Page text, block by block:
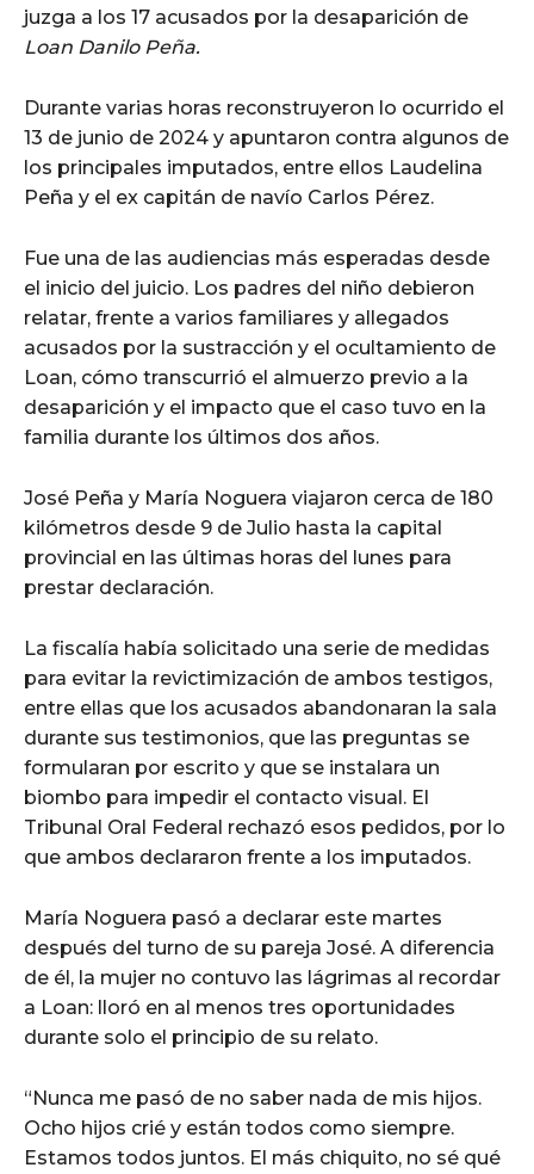
juzga a los 17 acusados por la desaparición de
Loan Danilo Peña.
Durante varias horas reconstruyeron lo ocurrido el
13 de junio de 2024 y apuntaron contra algunos de
los principales imputados, entre ellos Laudelina
Peña y el ex capitán de navío Carlos Pérez.
Fue una de las audiencias más esperadas desde
el inicio del juicio. Los padres del niño debieron
relatar, frente a varios familiares y allegados
acusados por la sustracción y el ocultamiento de
Loan, cómo transcurrió el almuerzo previo a la
desaparición y el impacto que el caso tuvo en la
familia durante los últimos dos años.
José Peña y María Noguera viajaron cerca de 180
kilómetros desde 9 de Julio hasta la capital
provincial en las últimas horas del lunes para
prestar declaración.
La fiscalía había solicitado una serie de medidas
para evitar la revictimización de ambos testigos,
entre ellas que los acusados abandonaran la sala
durante sus testimonios, que las preguntas se
formularan por escrito y que se instalara un
biombo para impedir el contacto visual. El
Tribunal Oral Federal rechazó esos pedidos, por lo
que ambos declararon frente a los imputados.
María Noguera pasó a declarar este martes
después del turno de su pareja José. A diferencia
de él, la mujer no contuvo las lágrimas al recordar
a Loan: lloró en al menos tres oportunidades
durante solo el principio de su relato.
“Nunca me pasó de no saber nada de mis hijos.
Ocho hijos crié y están todos como siempre.
Estamos todos juntos. El más chiquito, no sé qué